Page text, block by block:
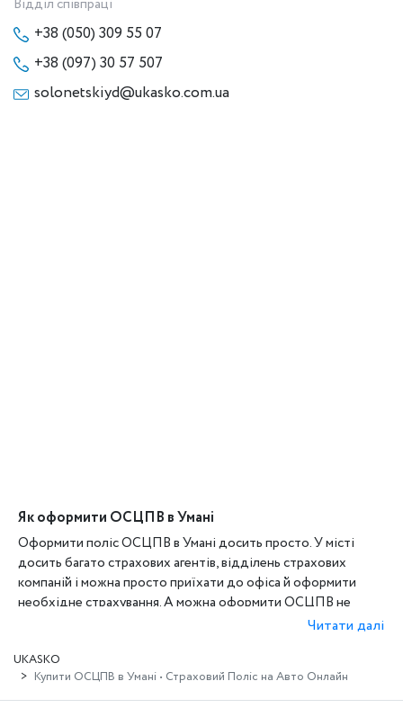
Відділ співпраці
+38 (050) 309 55 07
+38 (097) 30 57 507
solonetskiyd@ukasko.com.ua
Як оформити ОСЦПВ в Умані
Оформити поліс ОСЦПВ в Умані досить просто. У місті
досить багато страхових агентів, відділень страхових
компаній і можна просто приїхати до офіса й оформити
необхідне страхування. А можна оформити ОСЦПВ не
виходячи з дому. І зробити це більш вигідно, зручно та
дізнатися як? За допомогою платформи страхування
UKASKO.UA.
Читати далі
UKASKO
Купити ОСЦПВ в Умані • Страховий Поліс на Авто Онлайн